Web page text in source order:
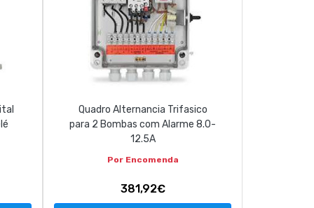
Quadro Alternancia Trifasico
para 2 Bombas com Alarme 8.0-
12.5A
Por Encomenda
381,92€